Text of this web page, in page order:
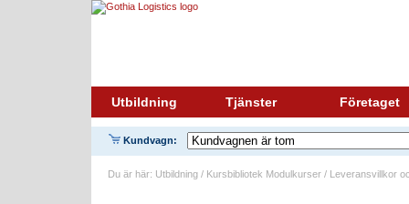
Utbildning Tjänster Företaget
Kundvagn:
Du är här: Utbildning / Kursbibliotek Modulkurser / Leveransvillkor